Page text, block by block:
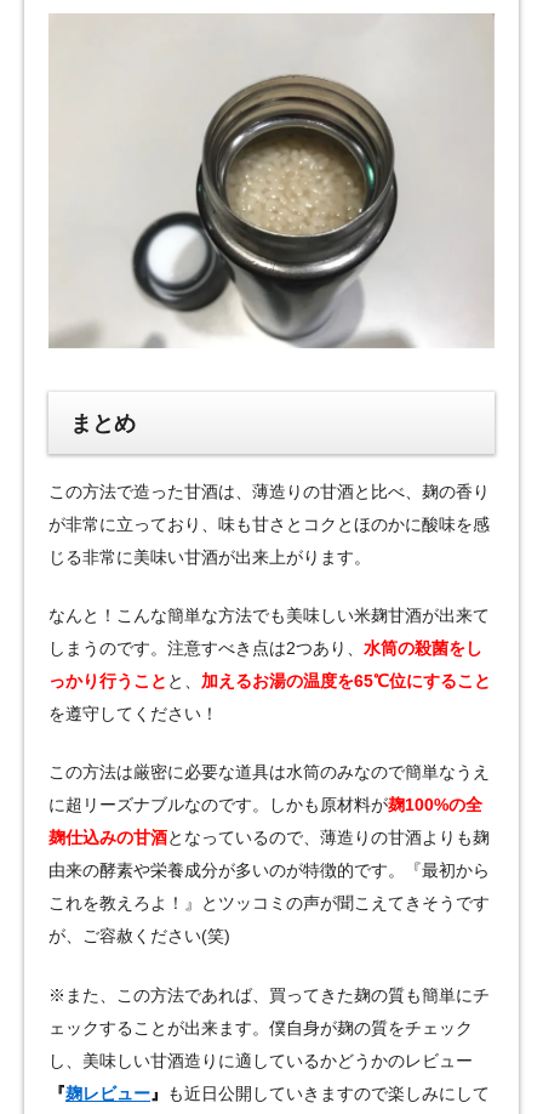
まとめ
この方法で造った甘酒は、薄造りの甘酒と比べ、麹の香り
が非常に立っており、味も甘さとコクとほのかに酸味を感
じる非常に美味い甘酒が出来上がります。
なんと！こんな簡単な方法でも美味しい米麹甘酒が出来て
しまうのです。注意すべき点は2つあり、 水筒の殺菌をし
っかり行うこと と、 加えるお湯の温度を65℃位にすること
を遵守してください！
この方法は厳密に必要な道具は水筒のみなので簡単なうえ
に超リーズナブルなのです。しかも原材料が麹100%の全
麹仕込みの甘酒となっているので、薄造りの甘酒よりも麹
由来の酵素や栄養成分が多いのが特徴的です。『最初から
これを教えろよ！』とツッコミの声が聞こえてきそうです
が、ご容赦ください(笑)
※また、この方法であれば、買ってきた麹の質も簡単にチ
ェックすることが出来ます。僕自身が麹の質をチェック
し、美味しい甘酒造りに適しているかどうかのレビュー
『麹レビュー』
も近日公開していきますので楽しみにして